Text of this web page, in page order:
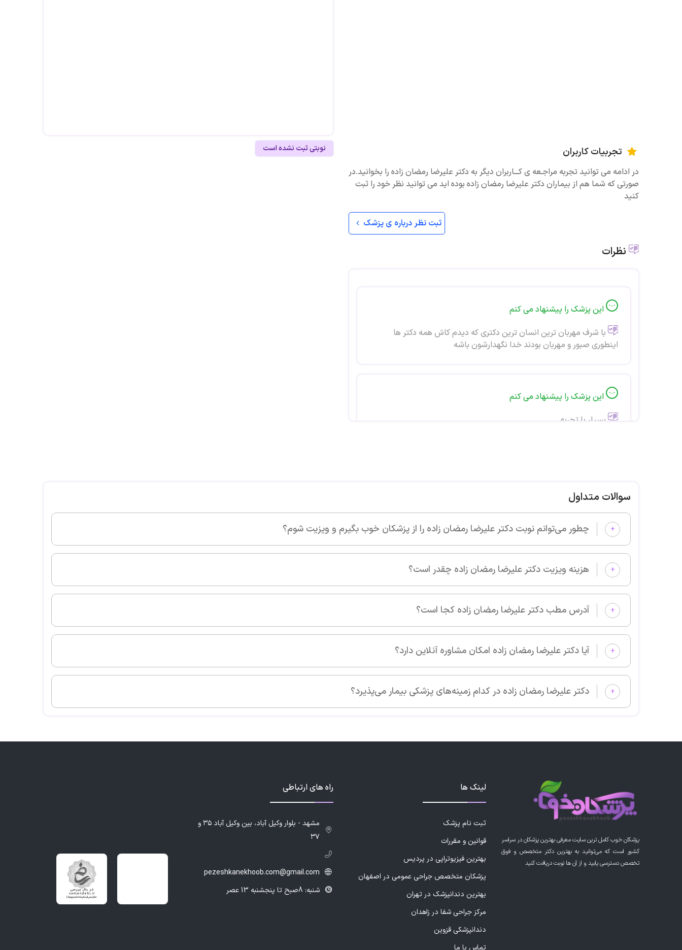
تجربیات کاربران
در ادامه می توانید تجربه مراجـعه ی کـــاربران دیگر به دکتر علیرضا رمضان زاده را بخوانید.در
صورتی که شما هم از بیماران دکتر علیرضا رمضان زاده بوده اید می توانید نظر خود را ثبت
کنید
ثبت نظر درباره ی پزشک
نظرات
این پزشک را پیشنهاد می کنم
با شرف مهربان ترین انسان ترین دکتری که دیدم کاش همه دکتر ها
اینطوری صبور و مهربان بودند خدا نگهدارشون باشه
این پزشک را پیشنهاد می کنم
بسیار با تجربه
عالي
این پزشک را پیشنهاد می کنم
خدا عمرشون بده عالیه کار و اخلاقشون
این پزشک را پیشنهاد می کنم
یکی از بهترین و منصف ترین و مهربون ترین و با اخلاق ترین پزشکان کشور
هستن
این پزشک را پیشنهاد می کنم
میدهند وبلحاظ تخصصی نیز فوق العاده هستند
این پزشک را پیشنهاد می کنم
بسیار پزشک حاذق و با خلاقی هستند به شدت توصیه میکنم ایشون رو🌺
این پزشک را پیشنهاد می کنم
بسیار متخصص، دقیق و متعهد هستند
نوبتی ثبت نشده است
سوالات متداول
+ چطور می‌توانم نوبت دکتر علیرضا رمضان زاده را از پزشکان خوب بگیرم و ویزیت شوم؟
+ هزینه ویزیت دکتر علیرضا رمضان زاده چقدر است؟
+ آدرس مطب دکتر علیرضا رمضان زاده کجا است؟
+ آیا دکتر علیرضا رمضان زاده امکان مشاوره آنلاین دارد؟
+ دکتر علیرضا رمضان زاده در کدام زمینه‌های پزشکی بیمار می‌پذیرد؟
پزشکان خوب کامل ترین سایت معرفی بهترین پزشکان در سراسر
کشور است که می‌توانید به بهترین دکتر متخصص و فوق
تخصص دسترسی یابید و از آن ها نوبت دریافت کنید
لینک ها
ثبت نام پزشک
قوانین و مقررات
بهترین فیزیوتراپی در پردیس
پزشکان متخصص جراحی عمومی در اصفهان
بهترین دندانپزشک در تهران
مرکز جراحی شفا در زاهدان
دندانپزشکی قزوین
راه های ارتباطی
مشهد - بلوار وکیل آباد، بین وکیل آباد ۳۵ و
۳۷
pezeshkanekhoob.com@gmail.com
شنبه: 8صبح تا پنجشنبه 13 عصر